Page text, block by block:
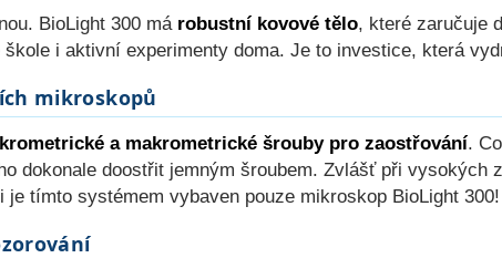
BioLight 300 má robustní kovové tělo, které zaručuje
i aktivní experimenty doma. Je to investice, která
mikroskopů
a makrometrické šrouby pro zaostřování.
dokonale doostřit jemným šroubem. Zvlášť při vysokých
tímto systémem vybaven pouze mikroskop BioLight 300!